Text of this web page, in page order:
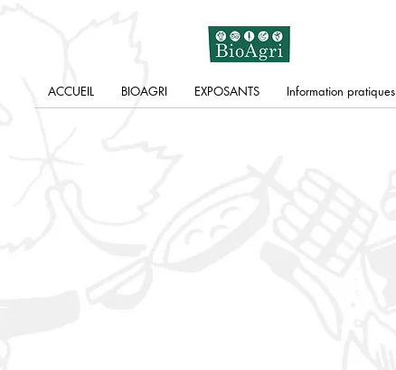
ACCUEIL BIOAGRI EXPOSANTS Information pratiques